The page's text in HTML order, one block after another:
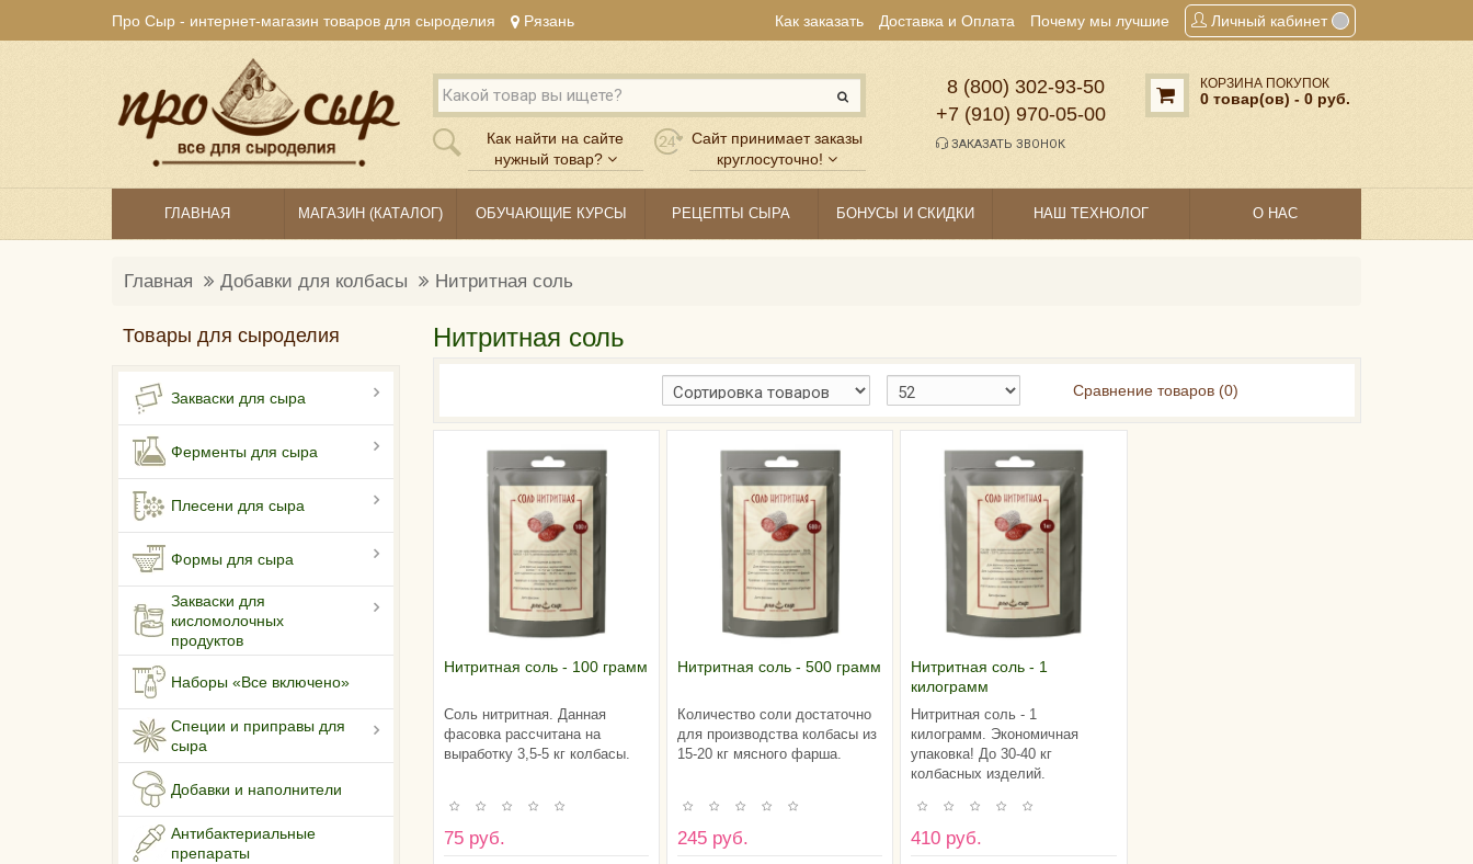
Про Сыр - интернет-магазин товаров для сыроделия Рязань Как заказать Доставка и Оплата Почему мы лучшие Личный кабинет
Как найти на сайте
нужный товар?
Сайт принимает заказы
круглосуточно!
8 (800) 302‑93‑50
+7 (910) 970‑05‑00
ЗАКАЗАТЬ ЗВОНОК
КОРЗИНА ПОКУПОК
0 товар(ов) - 0 руб.
ГЛАВНАЯ МАГАЗИН (КАТАЛОГ) ОБУЧАЮЩИЕ КУРСЫ РЕЦЕПТЫ СЫРА БОНУСЫ И СКИДКИ НАШ ТЕХНОЛОГ О НАС
Главная Добавки для колбасы Нитритная соль
Товары для сыроделия
Закваски для сыра
Ферменты для сыра
Плесени для сыра
Формы для сыра
Закваски для
кисломолочных
продуктов
Наборы «Все включено»
Специи и приправы для
сыра
Добавки и наполнители
Антибактериальные
препараты
Нитритная соль
Сравнение товаров (0)
Нитритная соль - 100 грамм
Соль нитритная. Данная
фасовка рассчитана на
выработку 3,5-5 кг колбасы.
75 руб.
Нитритная соль - 500 грамм
Количество соли достаточно
для производства колбасы из
15-20 кг мясного фарша.
245 руб.
Нитритная соль - 1
килограмм
Нитритная соль - 1
килограмм. Экономичная
упаковка! До 30-40 кг
колбасных изделий.
410 руб.